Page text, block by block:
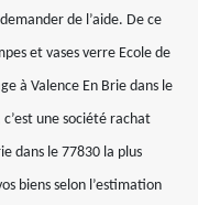
de l’aide. De ce
et vases verre Ecole de
à Valence En Brie dans le
une société rachat
dans le 77830 la plus
biens selon l’estimation